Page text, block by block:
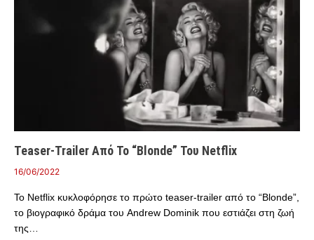
Teaser-Trailer Από Το “Blonde” Του Netflix
16/06/2022
Το Netflix κυκλοφόρησε το πρώτο teaser-trailer από το “Blonde”,
το βιογραφικό δράμα του Andrew Dominik που εστιάζει στη ζωή
της…